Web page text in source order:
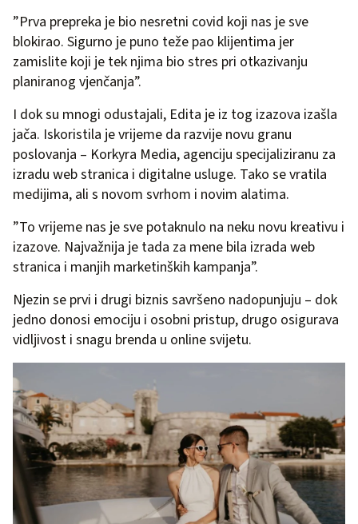
”Prva prepreka je bio nesretni covid koji nas je sve
blokirao. Sigurno je puno teže pao klijentima jer
zamislite koji je tek njima bio stres pri otkazivanju
planiranog vjenčanja”.
I dok su mnogi odustajali, Edita je iz tog izazova izašla
jača. Iskoristila je vrijeme da razvije novu granu
poslovanja – Korkyra Media, agenciju specijaliziranu za
izradu web stranica i digitalne usluge. Tako se vratila
medijima, ali s novom svrhom i novim alatima.
”To vrijeme nas je sve potaknulo na neku novu kreativu i
izazove. Najvažnija je tada za mene bila izrada web
stranica i manjih marketinških kampanja”.
Njezin se prvi i drugi biznis savršeno nadopunjuju – dok
jedno donosi emociju i osobni pristup, drugo osigurava
vidljivost i snagu brenda u online svijetu.